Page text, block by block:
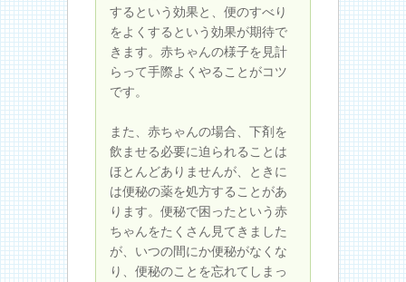
するという効果と、便のすべり
をよくするという効果が期待で
きます。赤ちゃんの様子を見計
らって手際よくやることがコツ
です。
また、赤ちゃんの場合、下剤を
飲ませる必要に迫られることは
ほとんどありませんが、ときに
は便秘の薬を処方することがあ
ります。便秘で困ったという赤
ちゃんをたくさん見てきました
が、いつの間にか便秘がなくな
り、便秘のことを忘れてしまっ